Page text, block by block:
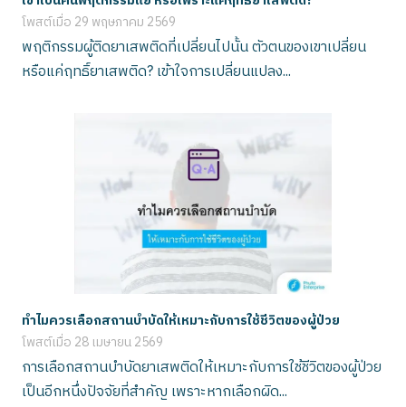
โพสต์เมื่อ 29 พฤษภาคม 2569
พฤติกรรมผู้ติดยาเสพติดที่เปลี่ยนไปนั้น ตัวตนของเขาเปลี่ยน
หรือแค่ฤทธิ์ยาเสพติด? เข้าใจการเปลี่ยนแปลง...
ทำไมควรเลือกสถานบำบัดให้เหมาะกับการใช้ชีวิตของผู้ป่วย
โพสต์เมื่อ 28 เมษายน 2569
การเลือกสถานบำบัดยาเสพติดให้เหมาะกับการใช้ชีวิตของผู้ป่วย
เป็นอีกหนึ่งปัจจัยที่สำคัญ เพราะหากเลือกผิด...